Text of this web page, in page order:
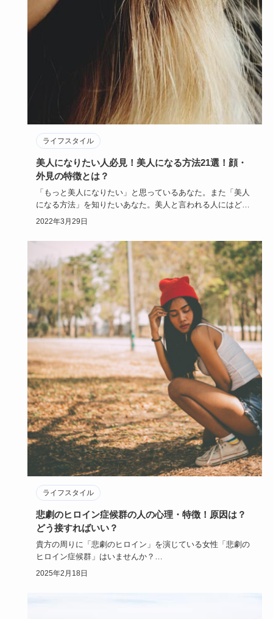
ライフスタイル
美人になりたい人必見！美人になる方法21選！顔・
外見の特徴とは？
「もっと美人になりたい」と思っているあなた。また「美人
になる方法」を知りたいあなた。美人と言われる人にはどん
な特徴があるで…
2022年3月29日
ライフスタイル
悲劇のヒロイン症候群の人の心理・特徴！原因は？
どう接すればいい？
貴方の周りに「悲劇のヒロイン」を演じている女性「悲劇の
ヒロイン症候群」はいませんか？
物語の世界に浸り「ああ私なんて不幸…
2025年2月18日